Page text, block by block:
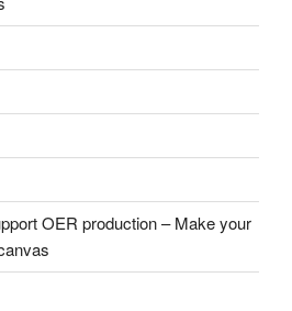
OER production – Make your